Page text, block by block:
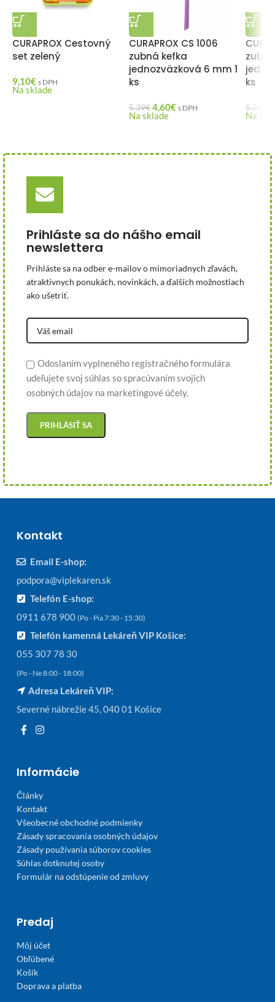
CURAPROX Cestovný
set zelený
9,10€ s DPH
Na sklade
CURAPROX CS 1006
zubná kefka
jednozväzková 6 mm 1
ks
5,39€4,60€ s DPH
Na sklade
ks
5,39
Na
Prihláste sa do nášho email
newslettera
Prihláste sa na odber e-mailov o mimoriadnych zľavách,
atraktívnych ponukách, novinkách, a ďalších možnostiach
ako ušetriť.
Odoslaním vyplneného registračného formulára
udeľujete svoj súhlas so spracúvaním svojich
osobných údajov na marketingové účely.
Kontakt
Email E-shop:
podpora@viplekaren.sk
Telefón E-shop:
0911 678 900 (Po - Pia 7:30 - 15:30)
Telefón kamenná Lekáreň VIP Košice:
055 307 78 30
(Po - Ne 8:00 - 18:00)
Adresa Lekáreň VIP:
Severné nábrežie 45, 040 01 Košice
Informácie
Články
Kontakt
Všeobecné obchodné podmienky
Zásady spracovania osobných údajov
Zásady používania súborov cookies
Súhlas dotknutej osoby
Formulár na odstúpenie od zmluvy
Predaj
Môj účet
Obľúbené
Košík
Doprava a platba